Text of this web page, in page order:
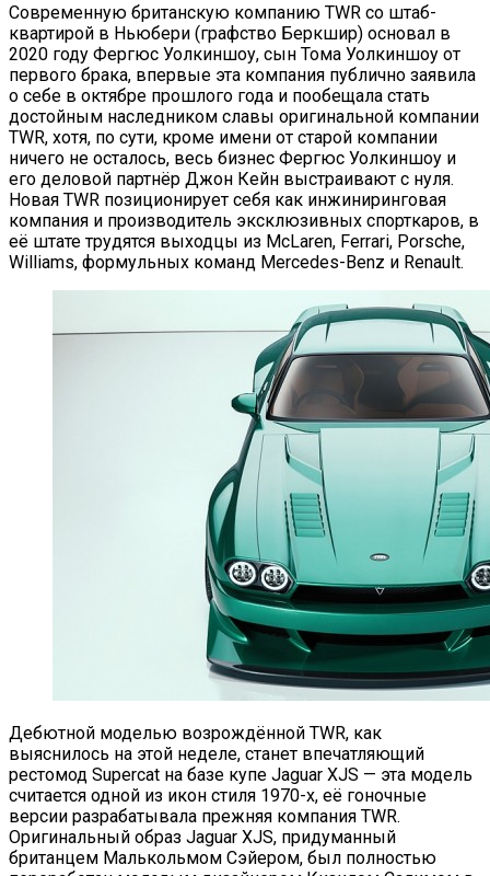
Современную британскую компанию TWR со штаб-
квартирой в Ньюбери (графство Беркшир) основал в
2020 году Фергюс Уолкиншоу, сын Тома Уолкиншоу от
первого брака, впервые эта компания публично заявила
о себе в октябре прошлого года и пообещала стать
достойным наследником славы оригинальной компании
TWR, хотя, по сути, кроме имени от старой компании
ничего не осталось, весь бизнес Фергюс Уолкиншоу и
его деловой партнёр Джон Кейн выстраивают с нуля.
Новая TWR позиционирует себя как инжиниринговая
компания и производитель эксклюзивных спорткаров, в
её штате трудятся выходцы из McLaren, Ferrari, Porsche,
Williams, формульных команд Mercedes-Benz и Renault.
Дебютной моделью возрождённой TWR, как
выяснилось на этой неделе, станет впечатляющий
рестомод Supercat на базе купе Jaguar XJS — эта модель
считается одной из икон стиля 1970-х, её гоночные
версии разрабатывала прежняя компания TWR.
Оригинальный образ Jaguar XJS, придуманный
британцем Малькольмом Сэйером, был полностью